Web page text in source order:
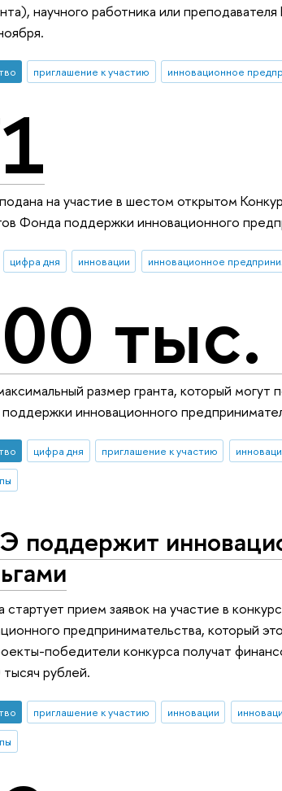
научного работника или
приглашение к участию инновационное
подана на участие в шестом открытом
Фонда поддержки инновационного
цифра дня инновации инновационное
тыс.
размер гранта, который могут
инновационного
цифра дня приглашение к участию
поддержит
стартует прием заявок на участие в
предпринимательства, который
победители конкурса получат
рублей.
приглашение к участию инновации